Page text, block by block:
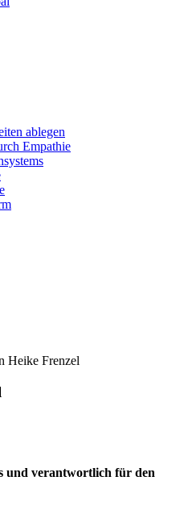
ablegen
Empathie
und verantwortlich für den